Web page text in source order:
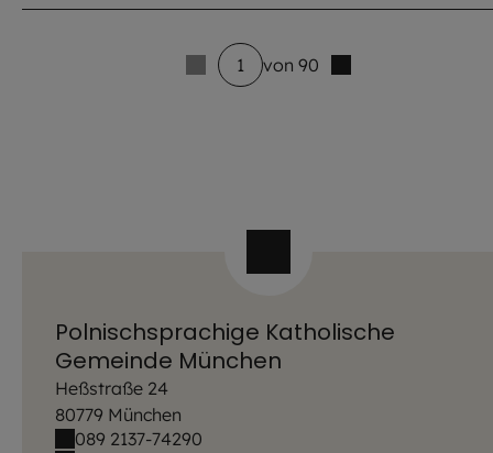
1 von 90
Polnischsprachige Katholische
Gemeinde München
Heßstraße 24
80779 München
089 2137-74290